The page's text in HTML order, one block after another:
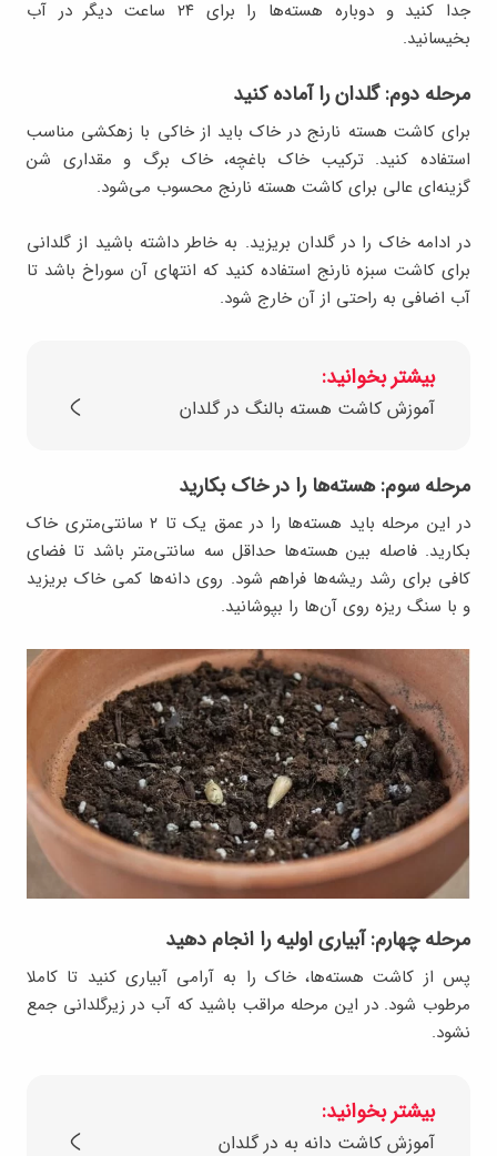
جدا کنید و دوباره هسته‌ها را برای ۲۴ ساعت دیگر در آب
بخیسانید.
مرحله دوم: گلدان را آماده کنید
برای کاشت هسته نارنج در خاک باید از خاکی با زهکشی مناسب
استفاده کنید. ترکیب خاک باغچه، خاک برگ و مقداری شن
گزینه‌ای عالی برای کاشت هسته نارنج محسوب می‌شود.
در ادامه خاک را در گلدان بریزید. به خاطر داشته باشید از گلدانی
برای کاشت سبزه نارنج استفاده کنید که انتهای آن سوراخ باشد تا
آب اضافی به راحتی از آن خارج شود.
بیشتر بخوانید:
آموزش کاشت هسته بالنگ در گلدان
مرحله سوم: هسته‌ها را در خاک بکارید
در این مرحله باید هسته‌ها را در عمق یک تا ۲ سانتی‌متری خاک
بکارید. فاصله بین هسته‌ها حداقل سه سانتی‌متر باشد تا فضای
کافی برای رشد ریشه‌ها فراهم شود. روی دانه‌ها کمی خاک بریزید
و با سنگ ریزه روی آن‌ها را بپوشانید.
مرحله چهارم: آبیاری اولیه را انجام دهید
پس از کاشت هسته‌ها، خاک را به‌ آرامی آبیاری کنید تا کاملا
مرطوب شود. در این مرحله مراقب باشید که آب در زیرگلدانی جمع
نشود.
بیشتر بخوانید:
آموزش کاشت دانه به در گلدان